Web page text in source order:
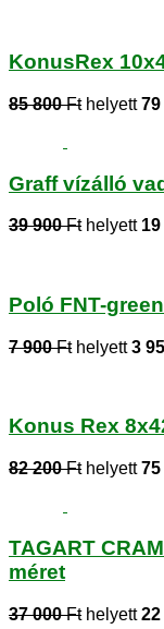
KonusRex
85 800 Fthelyett79
Graff vízálló
39 900 Fthelyett
Poló FNT-
7 900 Fthelyett3
Konus Rex
82 200 Fthelyett75
TAGART
méret
37 000 Fthelyett22